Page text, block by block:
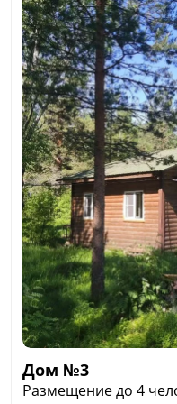
посуда, столовые
электрический
холодильник, фен,
предоставляется
кормления.
В стоимость аренды
белье, небольшие
посуды, мыло для
интернет,
парковка, детская
Размещение: до 6
место для детей до
Площадь дома: 60
Дом №3
Размещение до 4